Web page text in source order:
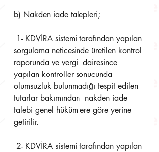
b) Nakden iade talepleri;
sorgulama neticesinde üretilen kontrol
raporunda ve vergi  dairesince
yapılan kontroller sonucunda
olumsuzluk bulunmadığı tespit edilen
tutarlar bakımından  nakden iade
talebi genel hükümlere göre yerine
getirilir.